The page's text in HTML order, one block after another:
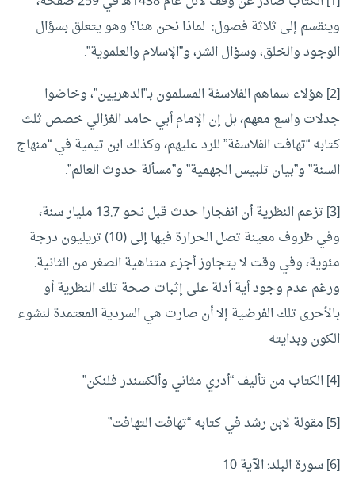
وينقسم إلى ثلاثة فصول: لماذا نحن هنا؟ وهو يتعلق بسؤال
الوجود والخلق، وسؤال الشر، و”الإسلام والعلموية”.
[2] هؤلاء سماهم الفلاسفة المسلمون بـ”الدهريين”، وخاضوا
جدلات واسع معهم، بل إن الإمام أبي حامد الغزالي خصص ثلث
كتابه “تهافت الفلاسفة” للرد عليهم، وكذلك ابن تيمية في “منهاج
السنة” و”بيان تلبيس الجهمية” و”مسألة حدوث العالم”.
[3]
تزعم النظرية أن انفجارا حدث قبل نحو 13.7 مليار سنة،
وفي ظروف معينة تصل الحرارة فيها إلى (10) تريليون درجة
مئوية، وفي وقت لا يتجاوز أجزء متناهية الصغر من الثانية.
ورغم عدم وجود أية أدلة على إثبات صحة تلك النظرية أو
بالأحرى تلك الفرضية إلا أن صارت هي السردية المعتمدة لنشوء
الكون وبدايته
[4] الكتاب من تأليف “أدري مثاني وألكسندر فلنكن”
[5] مقولة لابن رشد في كتابه “تهافت التهافت”
[6] سورة البلد: الآية 10